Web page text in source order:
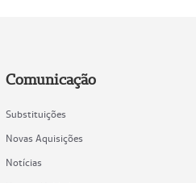
Comunicação
Substituições
Novas Aquisições
Notícias